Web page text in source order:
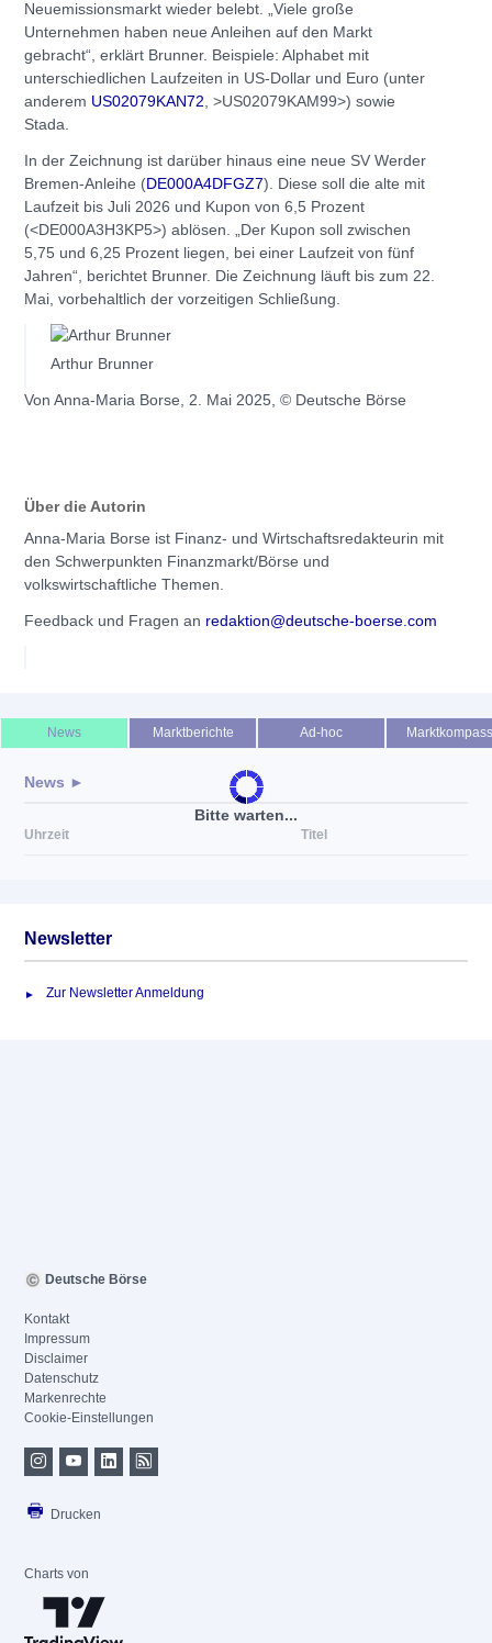
Neuemissionsmarkt wieder belebt. „Viele große
Unternehmen haben neue Anleihen auf den Markt
gebracht“, erklärt Brunner. Beispiele: Alphabet mit
unterschiedlichen Laufzeiten in US-Dollar und Euro (unter
anderem US02079KAN72 , >US02079KAM99>) sowie
Stada.
In der Zeichnung ist darüber hinaus eine neue SV Werder
Bremen-Anleihe (DE000A4DFGZ7). Diese soll die alte mit
Laufzeit bis Juli 2026 und Kupon von 6,5 Prozent
(<DE000A3H3KP5>) ablösen. „Der Kupon soll zwischen
5,75 und 6,25 Prozent liegen, bei einer Laufzeit von fünf
Jahren“, berichtet Brunner. Die Zeichnung läuft bis zum 22.
Mai, vorbehaltlich der vorzeitigen Schließung.
Arthur Brunner
Von Anna-Maria Borse, 2. Mai 2025, © Deutsche Börse
Über die Autorin
Anna-Maria Borse ist Finanz- und Wirtschaftsredakteurin mit
den Schwerpunkten Finanzmarkt/Börse und
volkswirtschaftliche Themen.
Feedback und Fragen an redaktion@deutsche-boerse.com
Bitte warten...
News Marktberichte Ad-hoc Marktkompass
News ►
Uhrzeit Titel
Newsletter
Zur Newsletter Anmeldung
Deutsche Börse
Kontakt
Impressum
Disclaimer
Datenschutz
Markenrechte
Cookie-Einstellungen
Drucken
Charts von